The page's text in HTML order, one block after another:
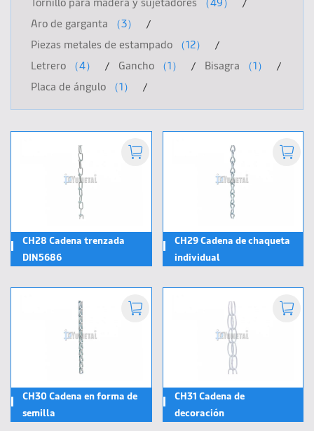
Aro de garganta
（3）
Piezas metales de estampado
（12）
Letrero
（4） Gancho （1） Bisagra
（1）
Placa de ángulo
（1）
CH28 Cadena trenzada
DIN5686
CH29 Cadena de chaqueta
individual
CH30 Cadena en forma de
semilla
CH31 Cadena de
decoración